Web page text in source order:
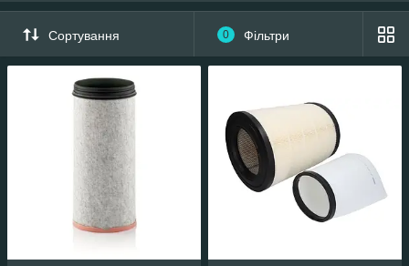
скоротити простої вантажного транспорту та забезпечити
його стабільну роботу.
Сортування 0 Фільтри